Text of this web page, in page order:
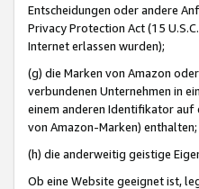
Entscheidungen oder andere
Privacy Protection Act (15
Internet erlassen wurden);
(g) die Marken von Amazon
verbundenen Unternehmen in
einem anderen Identifikator auf
von Amazon-Marken)
(h) die anderweitig geistige
Ob eine Website geeignet ist,